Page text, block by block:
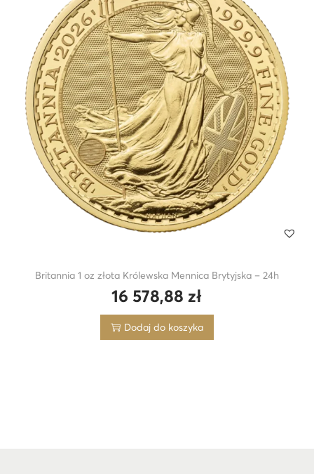
Britannia 1 oz złota Królewska Mennica Brytyjska – 24h
16 578,88zł
Dodaj do koszyka